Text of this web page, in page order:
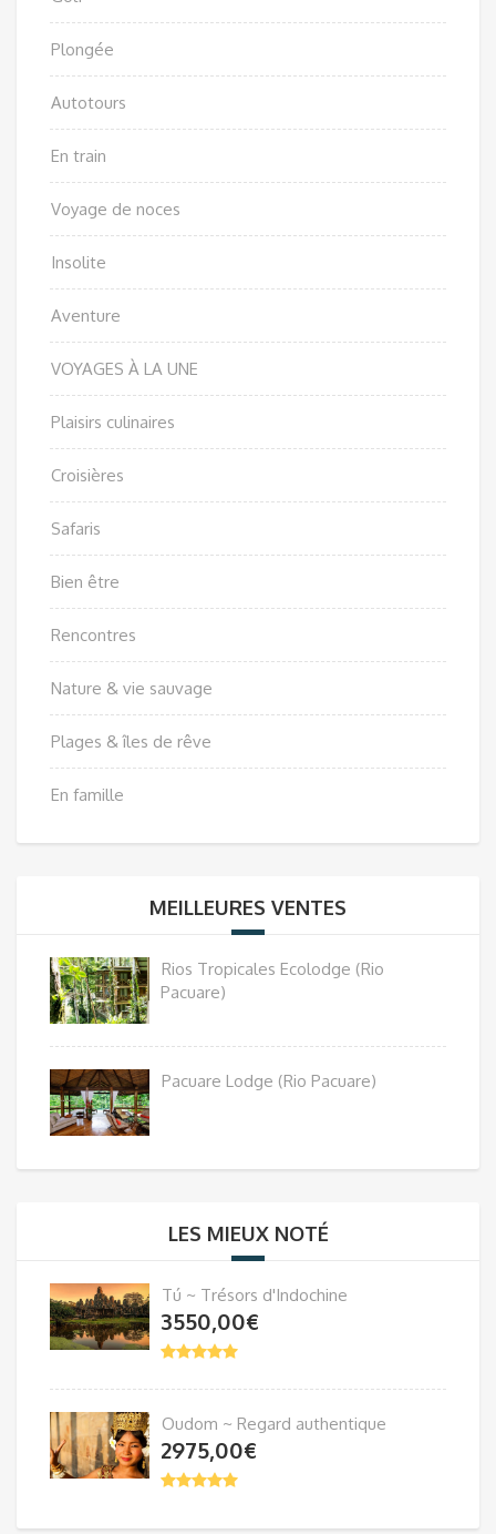
Plongée
Autotours
En train
Voyage de noces
Insolite
Aventure
VOYAGES À LA UNE
Plaisirs culinaires
Croisières
Safaris
Bien être
Rencontres
Nature & vie sauvage
Plages & îles de rêve
En famille
MEILLEURES VENTES
Rios Tropicales Ecolodge (Rio
Pacuare)
Pacuare Lodge (Rio Pacuare)
LES MIEUX NOTÉ
Tú ~ Trésors d'Indochine
3550,00€
Oudom ~ Regard authentique
2975,00€